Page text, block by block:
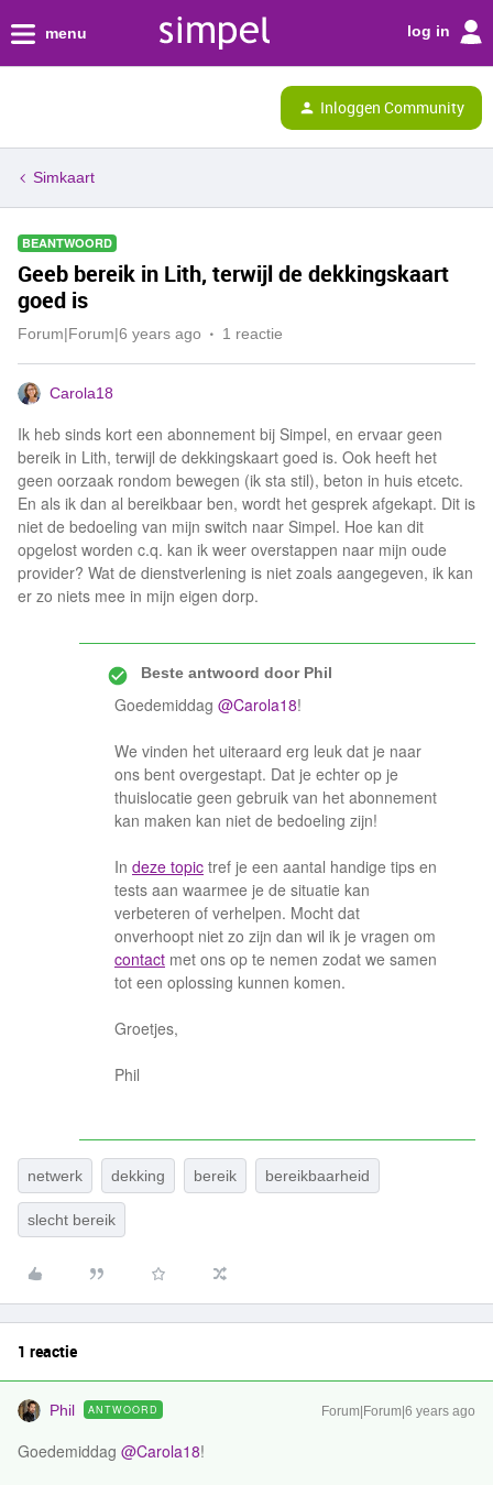
menu log in
Inloggen Community
Simkaart
BEANTWOORD
Geeb bereik in Lith, terwijl de dekkingskaart
goed is
Forum|Forum|6 years ago 1 reactie
Carola18
Ik heb sinds kort een abonnement bij Simpel, en ervaar geen
bereik in Lith, terwijl de dekkingskaart goed is. Ook heeft het
geen oorzaak rondom bewegen (ik sta stil), beton in huis etcetc.
En als ik dan al bereikbaar ben, wordt het gesprek afgekapt. Dit is
niet de bedoeling van mijn switch naar Simpel. Hoe kan dit
opgelost worden c.q. kan ik weer overstappen naar mijn oude
provider? Wat de dienstverlening is niet zoals aangegeven, ik kan
er zo niets mee in mijn eigen dorp.
Beste antwoord doorPhil
Goedemiddag @Carola18!
We vinden het uiteraard erg leuk dat je naar
ons bent overgestapt. Dat je echter op je
thuislocatie geen gebruik van het abonnement
kan maken kan niet de bedoeling zijn!
In deze topic tref je een aantal handige tips en
tests aan waarmee je de situatie kan
verbeteren of verhelpen. Mocht dat
onverhoopt niet zo zijn dan wil ik je vragen om
contact met ons op te nemen zodat we samen
tot een oplossing kunnen komen.
Groetjes,
Phil
netwerk dekking bereik bereikbaarheid
slecht bereik
1 reactie
Phil ANTWOORD Forum|Forum|6 years ago
Goedemiddag @Carola18!